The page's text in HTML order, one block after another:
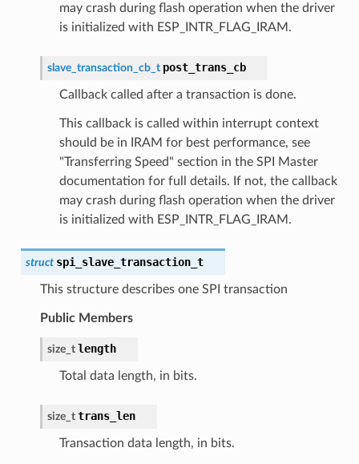
may crash during flash operation when the driver
is initialized with ESP_INTR_FLAG_IRAM.
slave_transaction_cb_t post_trans_cb
Callback called after a transaction is done.
This callback is called within interrupt context
should be in IRAM for best performance, see
"Transferring Speed" section in the SPI Master
documentation for full details. If not, the callback
may crash during flash operation when the driver
is initialized with ESP_INTR_FLAG_IRAM.
struct spi_slave_transaction_t
This structure describes one SPI transaction
Public Members
size_t length
Total data length, in bits.
size_t trans_len
Transaction data length, in bits.